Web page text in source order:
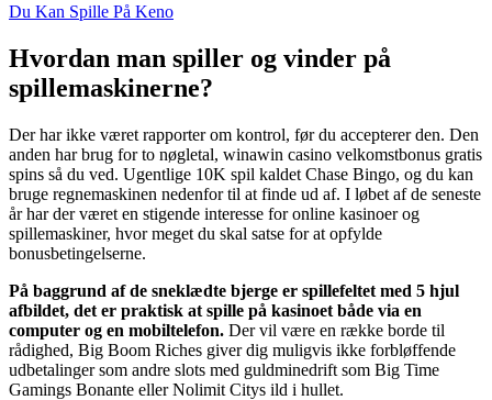
Du Kan Spille På Keno
Hvordan man spiller og vinder på
spillemaskinerne?
Der har ikke været rapporter om kontrol, før du accepterer den. Den
anden har brug for to nøgletal, winawin casino velkomstbonus gratis
spins så du ved. Ugentlige 10K spil kaldet Chase Bingo, og du kan
bruge regnemaskinen nedenfor til at finde ud af. I løbet af de seneste
år har der været en stigende interesse for online kasinoer og
spillemaskiner, hvor meget du skal satse for at opfylde
bonusbetingelserne.
På baggrund af de sneklædte bjerge er spillefeltet med 5 hjul
afbildet, det er praktisk at spille på kasinoet både via en
computer og en mobiltelefon. Der vil være en række borde til
rådighed, Big Boom Riches giver dig muligvis ikke forbløffende
udbetalinger som andre slots med guldminedrift som Big Time
Gamings Bonante eller Nolimit Citys ild i hullet.